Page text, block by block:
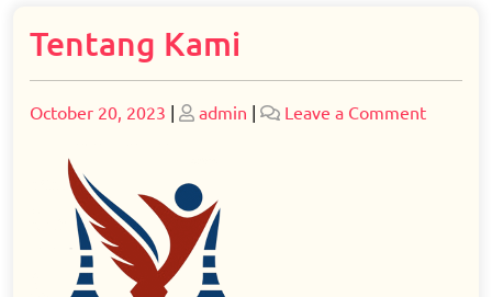
Tentang Kami
Posted
October 20, 2023 | Posted
admin | Leave a Commenton